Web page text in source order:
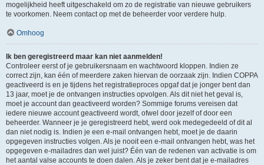
mogelijkheid heeft uitgeschakeld om zo de registratie van nieuwe gebruikers
te voorkomen. Neem contact op met de beheerder voor verdere hulp.
Omhoog
Ik ben geregistreerd maar kan niet aanmelden!
Controleer eerst of je gebruikersnaam en wachtwoord kloppen. Indien ze
correct zijn, kan één of meerdere zaken hiervan de oorzaak zijn. Indien COPPA
geactiveerd is en je tijdens het registratieproces opgaf dat je jonger bent dan
13 jaar, moet je de ontvangen instructies opvolgen. Als dit niet het geval is,
moet je account dan geactiveerd worden? Sommige forums vereisen dat
iedere nieuwe account geactiveerd wordt, ofwel door jezelf of door een
beheerder. Wanneer je je geregistreerd hebt, werd ook medegedeeld of dit al
dan niet nodig is. Indien je een e-mail ontvangen hebt, moet je de daarin
opgegeven instructies volgen. Als je nooit een e-mail ontvangen hebt, was het
opgegeven e-mailadres dan wel juist? Één van de redenen van activatie is om
het aantal valse accounts te doen dalen. Als je zeker bent dat je e-mailadres